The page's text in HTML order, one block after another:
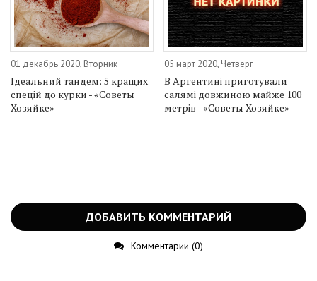
01 декабрь 2020, Вторник
Ідеальний тандем: 5 кращих
спецій до курки - «Советы
Хозяйке»
05 март 2020, Четверг
В Аргентині приготували
салямі довжиною майже 100
метрів - «Советы Хозяйке»
ДОБАВИТЬ КОММЕНТАРИЙ
Комментарии (0)